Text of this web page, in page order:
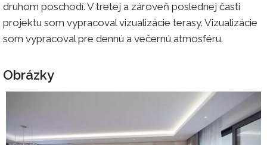
druhom poschodí. V tretej a zároveň poslednej časti
projektu som vypracoval vizualizácie terasy. Vizualizácie
som vypracoval pre dennú a večernú atmosféru.
Obrázky